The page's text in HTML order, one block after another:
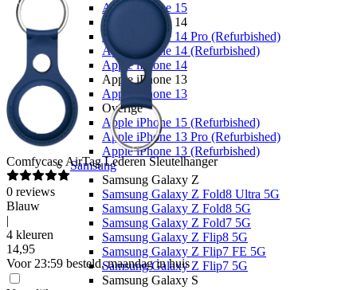
Apple iPhone 15
Apple iPhone 14
Apple iPhone 14 Pro (Refurbished)
Apple iPhone 14 (Refurbished)
Apple iPhone 14
Apple iPhone 13
Apple iPhone 13
Overige
Apple iPhone 15 (Refurbished)
Apple iPhone 13 Pro (Refurbished)
Apple iPhone 13 (Refurbished)
Samsung
Samsung Galaxy Z
Samsung Galaxy Z Fold8 Ultra 5G
Samsung Galaxy Z Fold8 5G
Samsung Galaxy Z Fold7 5G
Samsung Galaxy Z Flip8 5G
Samsung Galaxy Z Flip7 FE 5G
Samsung Galaxy Z Flip7 5G
Samsung Galaxy S
Comfycase AirTag Lederen Sleutelhanger
0 reviews
Blauw
|
4 kleuren
14,95
Voor 23:59 besteld, maandag in huis